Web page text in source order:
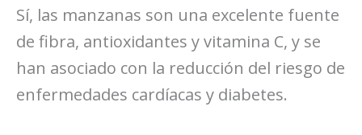
Sí, las manzanas son una excelente fuente
de fibra, antioxidantes y vitamina C, y se
han asociado con la reducción del riesgo de
enfermedades cardíacas y diabetes.